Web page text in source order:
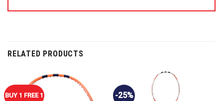
RELATED PRODUCTS
BUY 1 FREE 1 -25%